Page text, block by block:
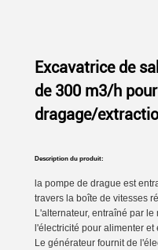
Excavatrice de
de 300 m3/h
dragage/
Description du produit:
la pompe de drague est
travers la boîte de vitesses
L'alternateur, entraîné par
l'électricité pour alimenter
Le générateur fournit de